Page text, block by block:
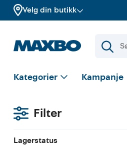
Velg din butikk
Kategorier Kampanje
Filter
Lagerstatus